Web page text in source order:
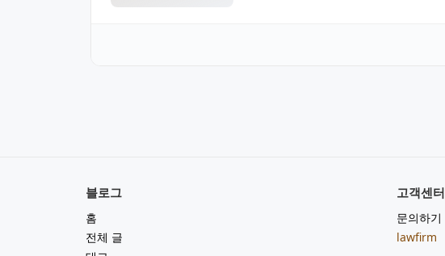
블로그
홈
전체 글
고객센터
문의하기
lawfirm